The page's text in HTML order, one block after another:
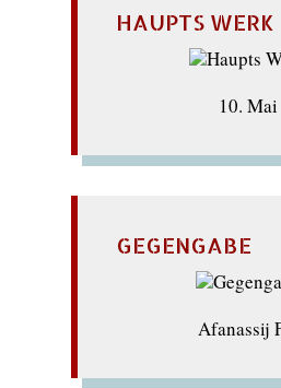
HAUPTS WERK
10. Mai
GEGENGABE
Afanassij